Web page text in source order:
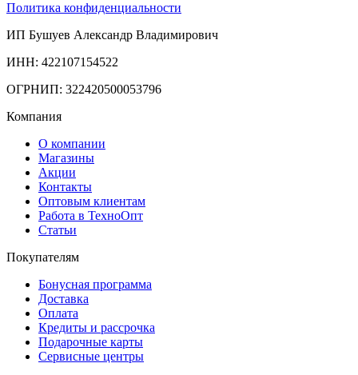
Политика конфиденциальности
ИП Бушуев Александр Владимирович
ИНН: 422107154522
ОГРНИП: 322420500053796
Компания
О компании
Магазины
Акции
Контакты
Оптовым клиентам
Работа в ТехноОпт
Статьи
Покупателям
Бонусная программа
Доставка
Оплата
Кредиты и рассрочка
Подарочные карты
Сервисные центры